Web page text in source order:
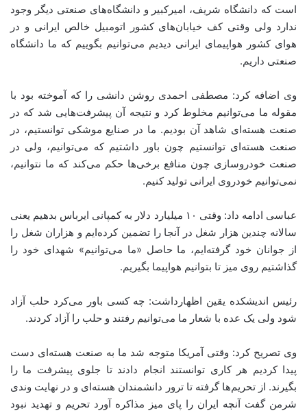
است که دانشگاه شریف، امیرکبیر و دانشگاه‌های صنعتی دیگر وجود
ندارد ولی وقتی کف خیابان‌های کشور اتومبیل خالص ایرانی و در
هوای کشور هواپیمای ایرانی دیدیم می‌توانیم بگوییم که ما دانشگاه
صنعتی داریم.
وی اضافه کرد: مصطفی احمدی روشن دانشی را که آموخته بود با
مقوله ما می‌توانیم مخلوط کرد و نتیجه آن پیشرفت‌هایی شد که در
صنعت هسته‌ای شاهد آن بودیم. ما در صنایع موشکی توانستیم، در
صنعت هسته‌ای توانستیم چون باور داشتیم که می‌توانیم، ولی در
صنعت خودروسازی چون منافع برخی‌ها حکم می‌کند که ما نتوانیم،
نمی‌توانیم خودروی ایرانی تولید کنیم.
عباسی ادامه داد: وقتی ۱۰ میلیارد دلار به کمپانی ایرباس بدهیم یعنی
سالانه چندین هزار شغل در آنجا را تضمین کرده‌ایم و هزاران شغل را
از جوانان خود گرفته‌ایم، ما حاصل «ما می‌توانیم» شهدای خود را
گذاشتیم روی میز تا بتوانیم هواپیما بگیریم.
رئیس اندیشکده یقین اظهارداشت: چه کسی باور می‌کرد حلب آزاد
شود ولی یک عده با شعار ما می‌توانیم رفتند و حلب را آزاد کردند.
وی تصریح کرد: وقتی آمریکا متوجه شد ما به صنعت هسته‌ای دست
پیدا کردیم هر کاری توانستند انجام دادند تا جلوی پیشرفت ما را
بگیرند. از تحریم‌ها گرفته تا ترور دانشمندان هسته‌ای و در نهایت وندی
شرمن گفت آنچه ایران را پای میز مذاکره آورد تحریم و تهدید نبود